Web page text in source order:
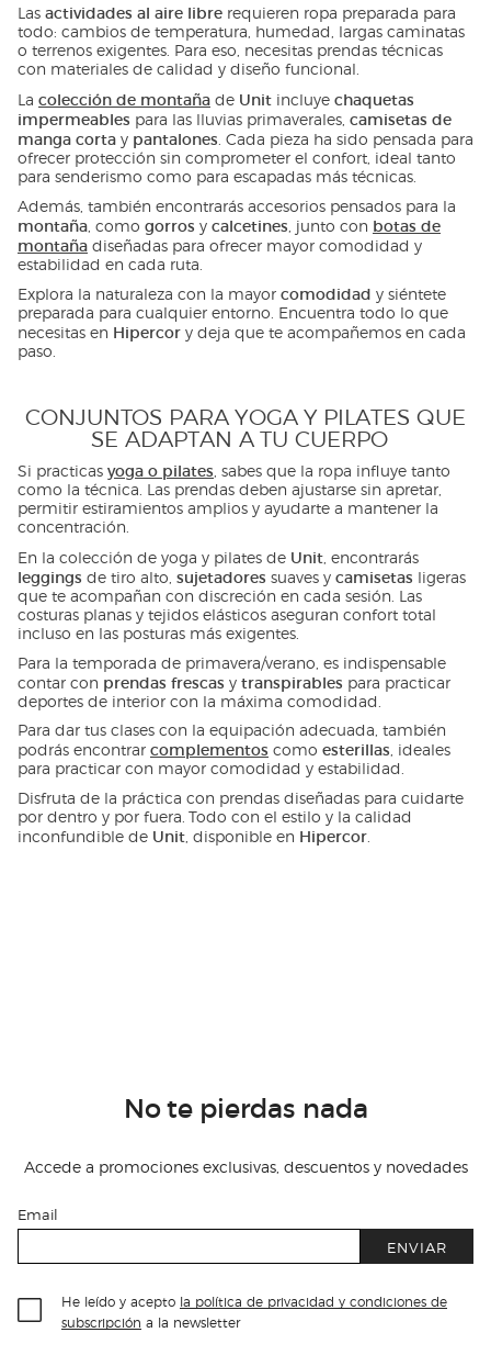
Las actividades al aire libre requieren ropa preparada para
todo: cambios de temperatura, humedad, largas caminatas
o terrenos exigentes. Para eso, necesitas prendas técnicas
con materiales de calidad y diseño funcional.
La colección de montaña de Unit incluye chaquetas
impermeables para las lluvias primaverales, camisetas de
manga corta y pantalones. Cada pieza ha sido pensada para
ofrecer protección sin comprometer el confort, ideal tanto
para senderismo como para escapadas más técnicas.
Además, también encontrarás accesorios pensados para la
montaña , como gorros y calcetines , junto con botas de
montaña diseñadas para ofrecer mayor comodidad y
estabilidad en cada ruta.
Explora la naturaleza con la mayor comodidad y siéntete
preparada para cualquier entorno. Encuentra todo lo que
necesitas en Hipercor y deja que te acompañemos en cada
paso.
CONJUNTOS PARA YOGA Y PILATES QUE
SE ADAPTAN A TU CUERPO
Si practicas yoga o pilates, sabes que la ropa influye tanto
como la técnica. Las prendas deben ajustarse sin apretar,
permitir estiramientos amplios y ayudarte a mantener la
concentración.
En la colección de yoga y pilates de Unit, encontrarás
leggings de tiro alto, sujetadores suaves y camisetas ligeras
que te acompañan con discreción en cada sesión. Las
costuras planas y tejidos elásticos aseguran confort total
incluso en las posturas más exigentes.
Para la temporada de primavera/verano, es indispensable
contar con prendas frescas y transpirables para practicar
deportes de interior con la máxima comodidad.
Para dar tus clases con la equipación adecuada, también
podrás encontrar complementos como esterillas, ideales
para practicar con mayor comodidad y estabilidad.
Disfruta de la práctica con prendas diseñadas para cuidarte
por dentro y por fuera. Todo con el estilo y la calidad
inconfundible de Unit , disponible en Hipercor
No te pierdas nada
Accede a promociones exclusivas, descuentos y novedades
Email
ENVIAR
He leído y acepto la política de privacidad y condiciones de
subscripción a la newsletter